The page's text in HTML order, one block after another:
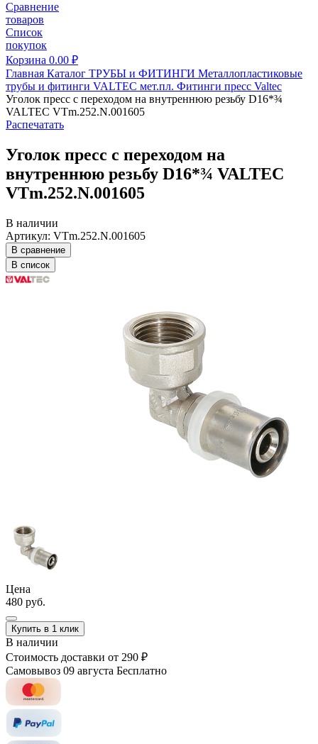
Сравнение
товаров
Список
покупок
Корзина 0.00 ₽
Главная Каталог ТРУБЫ и ФИТИНГИ Металлопластиковые
трубы и фитинги VALTEC мет.пл. Фитинги пресс Valtec
Уголок пресс с переходом на внутреннюю резьбу D16*¾
VALTEC VTm.252.N.001605
Распечатать
Уголок пресс с переходом на
внутреннюю резьбу D16*¾ VALTEC
VTm.252.N.001605
В наличии
Артикул: VTm.252.N.001605
В сравнение
В список
Цена
480 руб.
Купить в 1 клик
В наличии
Стоимость доставки от 290 ₽
Самовывоз 09 августа Бесплатно